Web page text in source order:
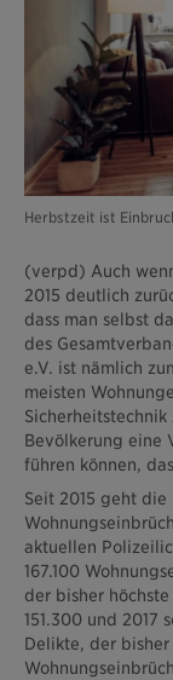
Herbstzeit ist
(verpd) Auch
2015 deutlich
dass man selbst
des
e.V. ist nämlich
meisten
Bevölkerung eine
führen können,
Seit 2015 geht
aktuellen
167.100
der bisher
151.300 und 2017
Delikte, der